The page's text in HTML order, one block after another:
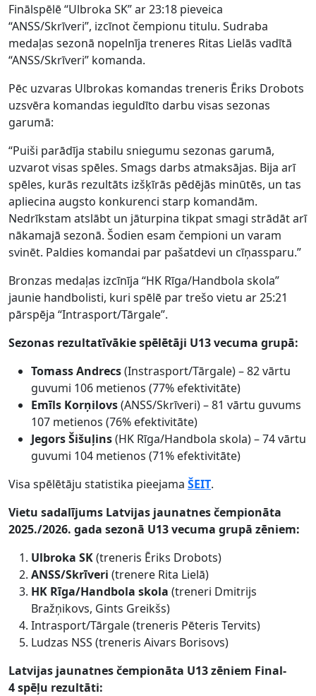
Finālspēlē “Ulbroka SK” ar 23:18 pieveica
“ANSS/Skrīveri”, izcīnot čempionu titulu. Sudraba
medaļas sezonā nopelnīja treneres Ritas Lielās vadītā
“ANSS/Skrīveri” komanda.
Pēc uzvaras Ulbrokas komandas treneris Ēriks Drobots
uzsvēra komandas ieguldīto darbu visas sezonas
garumā:
“Puiši parādīja stabilu sniegumu sezonas garumā,
uzvarot visas spēles. Smags darbs atmaksājas. Bija arī
spēles, kurās rezultāts izšķīrās pēdējās minūtēs, un tas
apliecina augsto konkurenci starp komandām.
Nedrīkstam atslābt un jāturpina tikpat smagi strādāt arī
nākamajā sezonā. Šodien esam čempioni un varam
svinēt. Paldies komandai par pašatdevi un cīņassparu.”
Bronzas medaļas izcīnīja “HK Rīga/Handbola skola”
jaunie handbolisti, kuri spēlē par trešo vietu ar 25:21
pārspēja “Intrasport/Tārgale”.
Sezonas rezultatīvākie spēlētāji U13 vecuma grupā:
Tomass Andrecs(Instrasport/Tārgale) – 82 vārtu
guvumi 106 metienos (77% efektivitāte)
Emīls Korņilovs(ANSS/Skrīveri) – 81 vārtu guvums
107 metienos (76% efektivitāte)
Jegors Šišuļins(HK Rīga/Handbola skola) – 74 vārtu
guvumi 104 metienos (71% efektivitāte)
Visa spēlētāju statistika pieejama ŠEIT.
Vietu sadalījums Latvijas jaunatnes čempionāta
2025./2026. gada sezonā U13 vecuma grupā zēniem:
Ulbroka SK(treneris Ēriks Drobots)
ANSS/Skrīveri (trenere Rita Lielā)
HK Rīga/Handbola skola (treneri Dmitrijs
Bražņikovs, Gints Greikšs)
Intrasport/Tārgale (treneris Pēteris Tervits)
Ludzas NSS (treneris Aivars Borisovs)
Latvijas jaunatnes čempionāta U13 zēniem Final-
4 spēļu rezultāti: